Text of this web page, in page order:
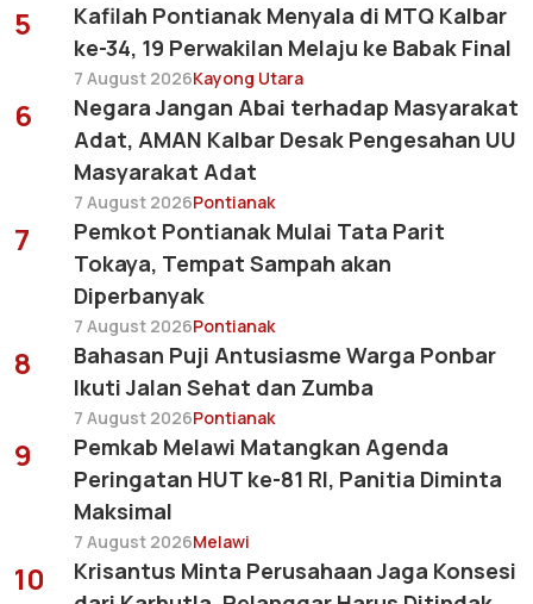
5
Kafilah Pontianak Menyala di MTQ Kalbar
ke-34, 19 Perwakilan Melaju ke Babak Final
7 August 2026Kayong Utara
6
Negara Jangan Abai terhadap Masyarakat
Adat, AMAN Kalbar Desak Pengesahan UU
Masyarakat Adat
7 August 2026Pontianak
7
Pemkot Pontianak Mulai Tata Parit
Tokaya, Tempat Sampah akan
Diperbanyak
7 August 2026Pontianak
8
Bahasan Puji Antusiasme Warga Ponbar
Ikuti Jalan Sehat dan Zumba
7 August 2026Pontianak
9
Pemkab Melawi Matangkan Agenda
Peringatan HUT ke-81 RI, Panitia Diminta
Maksimal
7 August 2026Melawi
10
Krisantus Minta Perusahaan Jaga Konsesi